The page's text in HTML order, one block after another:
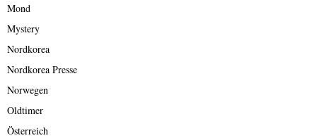
Mond
Mystery
Nordkorea
Nordkorea Presse
Norwegen
Oldtimer
Österreich